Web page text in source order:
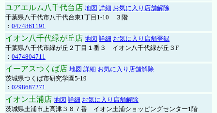
ユアエルム八千代台店 地図 詳細 お気に入り店舗解除
千葉県八千代市八千代台東1丁目1-10 ３階
： 0474861191
イオン八千代緑が丘店 地図 詳細 お気に入り店舗登録
千葉県八千代市緑が丘２丁目１番３ イオン八千代緑が丘３F
： 0474804711
イーアスつくば店 地図 詳細 お気に入り店舗解除
茨城県つくば市研究学園5-19
： 0298687271
イオン土浦店 地図 詳細 お気に入り店舗解除
茨城県土浦市上高津３６７番 イオン土浦ショッピングセンター1階